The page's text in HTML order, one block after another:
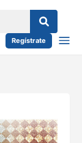
Regístrate